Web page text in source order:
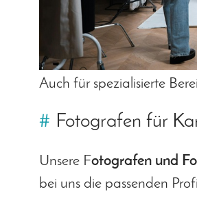
Auch für spezialisierte
# Fotografen für
Unsere Fotografen und
bei uns die passenden